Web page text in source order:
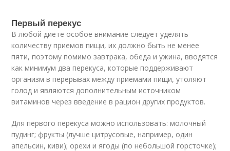
Первый перекус
В любой диете особое внимание следует уделять
количеству приемов пищи, их должно быть не менее
пяти, поэтому помимо завтрака, обеда и ужина, вводятся
как минимум два перекуса, которые поддерживают
организм в перерывах между приемами пищи, утоляют
голод и являются дополнительным источником
витаминов через введение в рацион других продуктов.
Для первого перекуса можно использовать: молочный
пудинг; фрукты (лучше цитрусовые, например, один
апельсин, киви); орехи и ягоды (по небольшой горсточке);